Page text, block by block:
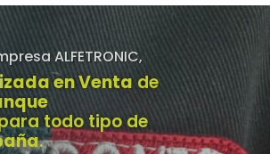
ALFETRONIC,
en Venta de
todo tipo de
.